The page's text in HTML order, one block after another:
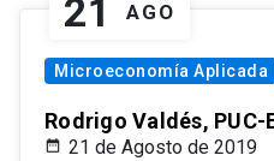
21 AGO
Microeconomía Aplicada
Rodrigo Valdés,
21 de Agosto de 2019